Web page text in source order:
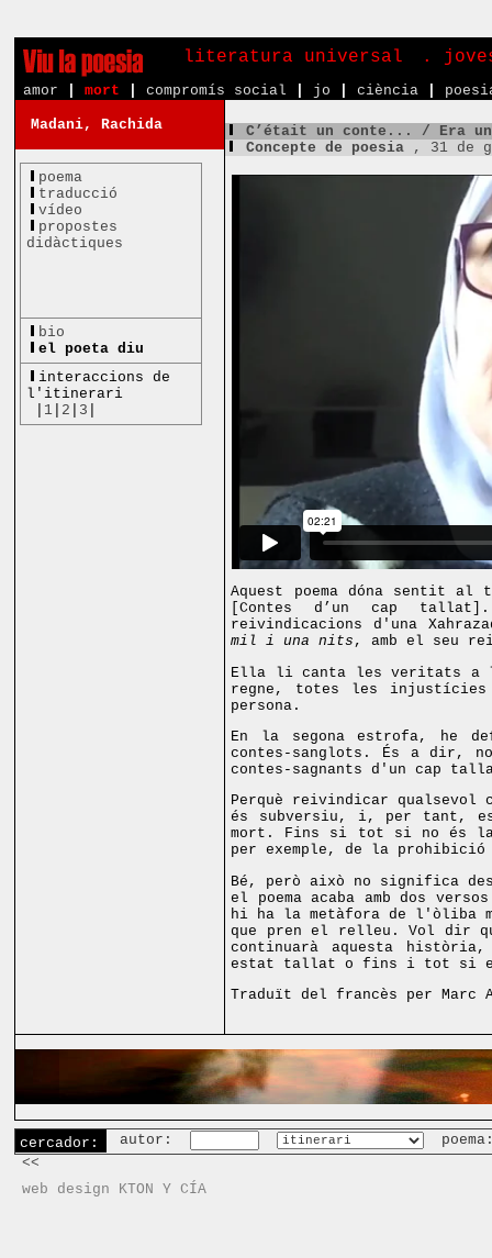
literatura universal .
amor mort compromís social jo ciència
Madani, Rachida
poema
traducció
vídeo
propostes
didàctiques
bio
el poeta diu
interaccions de
l'itinerari
1 2 3
C’était un conte... / Era
Concepte de poesia
, 31 de
Aquest poema dóna sentit
[Contes d’un cap
reivindicacions d'una
mil i una nits , amb el seu
Ella li canta les veritats a
regne, totes les injustícies
persona.
En la segona estrofa, he
contes-sanglots. És a dir,
contes-sagnants d'un cap
Perquè reivindicar qualsevol
és subversiu, i, per tant,
mort. Fins si tot si no és
per exemple, de la
Bé, però això no significa
el poema acaba amb dos
hi ha la metàfora de l'òliba
que pren el relleu. Vol dir
continuarà aquesta
estat tallat o fins i tot si
Traduït del francès per Marc
cercador: autor:
<<
web design KTON Y CÍA